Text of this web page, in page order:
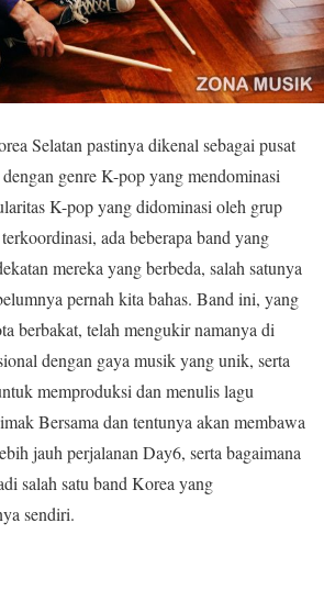
Selatan pastinya dikenal sebagai pusat
genre K-pop yang mendominasi
K-pop yang didominasi oleh grup
ada beberapa band yang
mereka yang berbeda, salah satunya
pernah kita bahas. Band ini, yang
berbakat, telah mengukir namanya di
dengan gaya musik yang unik, serta
memproduksi dan menulis lagu
Bersama dan tentunya akan membawa
jauh perjalanan Day6, serta bagaimana
salah satu band Korea yang
sendiri.